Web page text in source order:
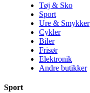
Tøj & Sko
Sport
Ure & Smykker
Cykler
Biler
Frisør
Elektronik
Andre butikker
Sport